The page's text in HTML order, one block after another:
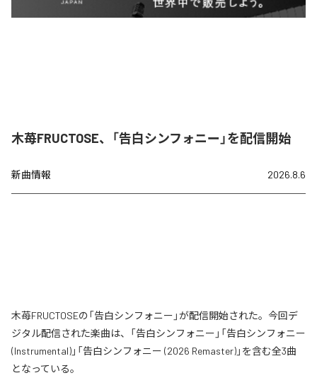
木苺FRUCTOSE、「告白シンフォニー」を配信開始
新曲情報 2026.8.6
木苺FRUCTOSEの「告白シンフォニー」が配信開始された。今回デ
ジタル配信された楽曲は、「告白シンフォニー」「告白シンフォニー
(Instrumental)」「告白シンフォニー (2026 Remaster)」を含む全3曲
となっている。